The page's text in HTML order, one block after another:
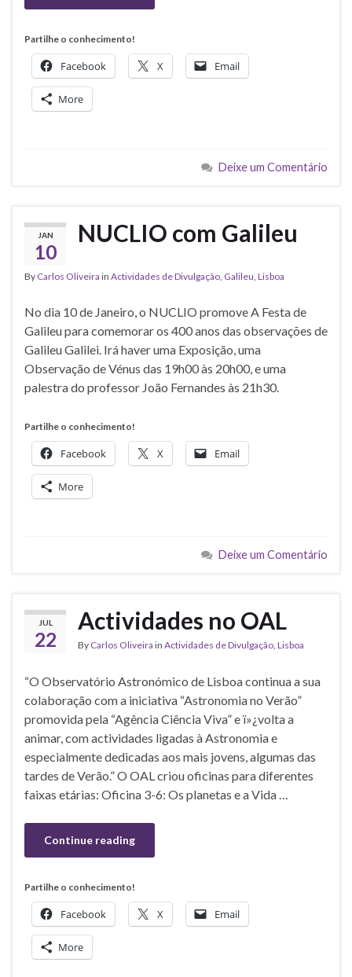
Partilhe o conhecimento!
Facebook X Email
More
Deixe um Comentário
JAN
10
NUCLIO com Galileu
By Carlos Oliveira in Actividades de Divulgação, Galileu, Lisboa
No dia 10 de Janeiro, o NUCLIO promove A Festa de
Galileu para comemorar os 400 anos das observações de
Galileu Galilei. Irá haver uma Exposição, uma
Observação de Vénus das 19h00 às 20h00, e uma
palestra do professor João Fernandes às 21h30.
Partilhe o conhecimento!
Facebook X Email
More
Deixe um Comentário
JUL
22
Actividades no OAL
By Carlos Oliveira in Actividades de Divulgação, Lisboa
“O Observatório Astronómico de Lisboa continua a sua
colaboração com a iniciativa “Astronomia no Verão”
promovida pela “Agência Ciência Viva” e ï»¿volta a
animar, com actividades ligadas à Astronomia e
especialmente dedicadas aos mais jovens, algumas das
tardes de Verão.” O OAL criou oficinas para diferentes
faixas etárias: Oficina 3-6: Os planetas e a Vida …
Continue reading
Partilhe o conhecimento!
Facebook X Email
More